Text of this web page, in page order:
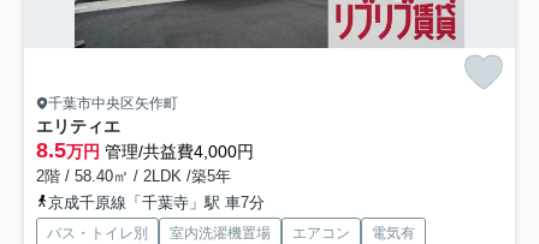
千葉市中央区矢作町
エリティエ
8.5万円 管理/共益費4,000円
2階 / 58.40㎡ / 2LDK /築5年
京成千原線「千葉寺」駅 車7分
バス・トイレ別 室内洗濯機置場 エアコン
電気有